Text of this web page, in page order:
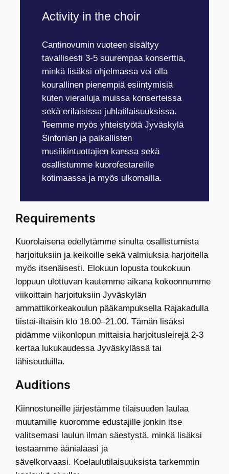
Activity in the choir
Cantinovumin vuoteen sisältyy
tavallisesti 3-5 suurempaa konserttia,
minkä lisäksi ohjelmassa voi olla
kourallinen pienempiä esiintymisiä
kuten vierailuja muissa konserteissa
sekä erilaisissa juhlatilaisuuksissa.
Teemme myös yhteistyötä Jyväskylä
Sinfonian ja paikallisten
musiikintuottajien kanssa sekä
osallistumme kuorofestareille
kotimaassa ja myös ulkomailla.
Requirements
Kuorolaisena edellytämme sinulta osallistumista
harjoituksiin ja keikoille sekä valmiuksia harjoitella
myös itsenäisesti. Elokuun lopusta toukokuun
loppuun ulottuvan kautemme aikana kokoonnumme
viikoittain harjoituksiin Jyväskylän
ammattikorkeakoulun pääkampuksella Rajakadulla
tiistai-iltaisin klo 18.00–21.00. Tämän lisäksi
pidämme viikonlopun mittaisia harjoitusleirejä 2-3
kertaa lukukaudessa Jyväskylässä tai
lähiseuduilla.
Auditions
Kiinnostuneille järjestämme tilaisuuden laulaa
muutamille kuoromme edustajille jonkin itse
valitsemasi laulun ilman säestystä, minkä lisäksi
testaamme äänialaasi ja
sävelkorvaasi. Koelaulutilaisuuksista tarkemmin